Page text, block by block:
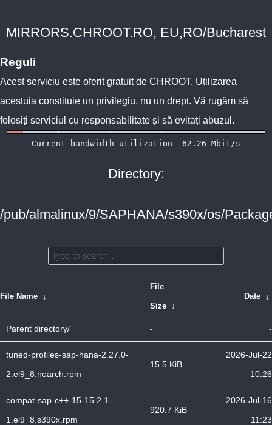
MIRRORS.CHROOT.RO, EU,RO/Bucharest
Reguli
Acest serviciu este oferit gratuit de CHROOT. Utilizarea
acestuia constituie un privilegiu, nu un drept. Vă rugăm să
folosiți serviciul cu responsabilitate și să evitați abuzul.
Directory:
/pub/almalinux/9/SAPHANA/s390x/os/
File Name ↓
File
Size ↓
Date ↓
Parent directory/ - -
tuned-profiles-sap-hana-2.27.0-
2.el9_8.noarch.rpm
15.5 KiB
2026-Jul-22
10:26
compat-sap-c++-15-15.2.1-
1.el9_8.s390x.rpm
920.7 KiB
2026-Jul-16
11:23